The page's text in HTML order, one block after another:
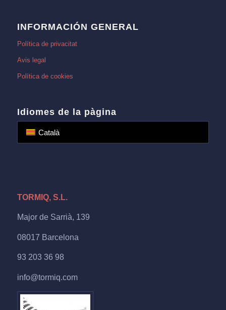
INFORMACIÓN GENERAL
Política de privacitat
Avis legal
Política de cookies
Idiomes de la pàgina
Català
TORMIQ, S.L.
Major de Sarrià, 139
08017 Barcelona
93 203 36 98
info@tormiq.com